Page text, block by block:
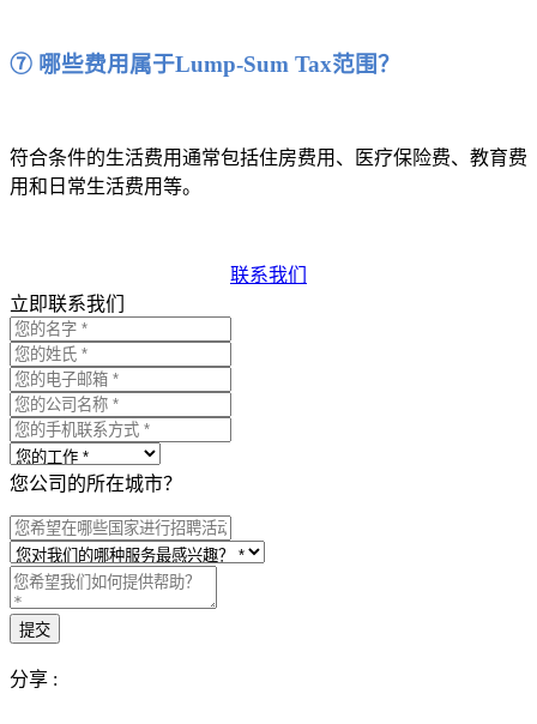
⑦ 哪些费用属于Lump-Sum Tax范围？
符合条件的生活费用通常包括住房费用、医疗保险费、教育费
用和日常生活费用等。
联系我们
立即联系我们
您公司的所在城市？
分享 :